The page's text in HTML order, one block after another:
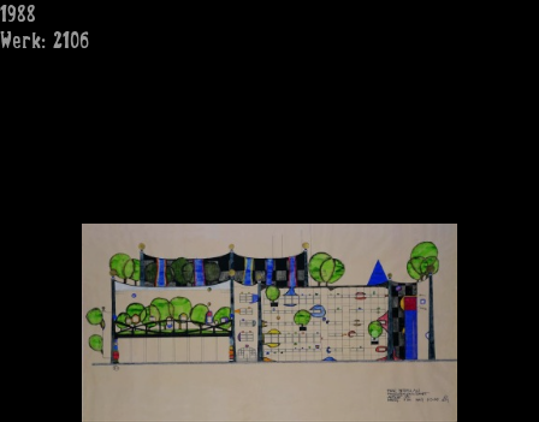
1988
Werk: 2106